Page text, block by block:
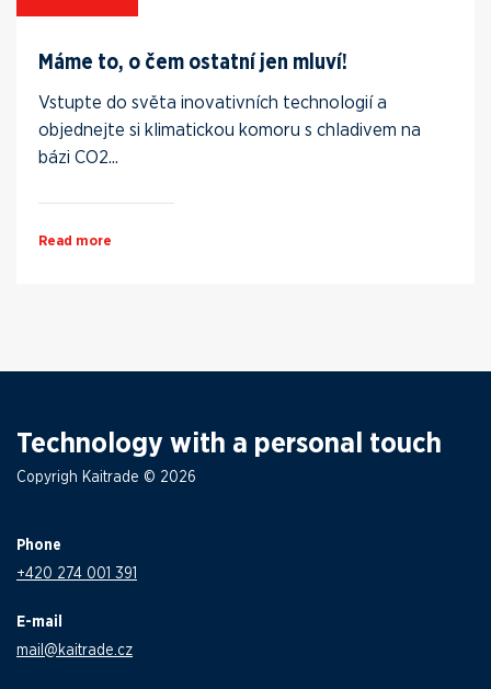
Máme to, o čem ostatní jen mluví!
Vstupte do světa inovativních technologií a
objednejte si klimatickou komoru s chladivem na
bázi CO2...
Read more
Technology with a personal touch
Copyrigh Kaitrade © 2026
Phone
+420 274 001 391
E-mail
mail@kaitrade.cz